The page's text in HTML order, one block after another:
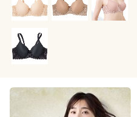
マイページ
閲覧履歴
ウォッシャブル(洗
テイスト
20代
シーズン